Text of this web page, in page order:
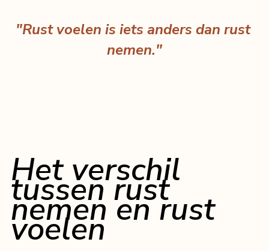
"Rust voelen is iets anders dan rust
nemen."
Het verschil
tussen rust
nemen en rust
voelen